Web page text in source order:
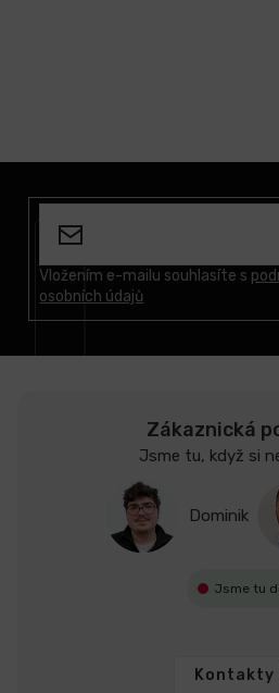
Vložením e-mailu souhlasíte s
osobních údajů
Zákaznická
Jsme tu, když si
Dominik
Jsme tu
Kontakty